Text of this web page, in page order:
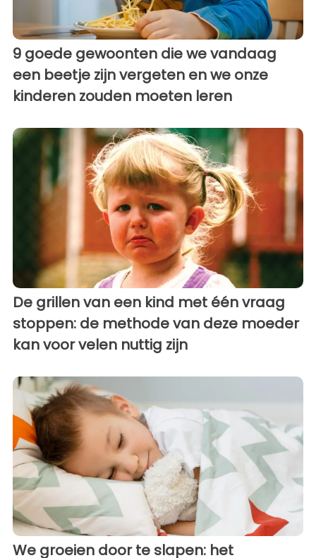
9 goede gewoonten die we vandaag
een beetje zijn vergeten en we onze
kinderen zouden moeten leren
De grillen van een kind met één vraag
stoppen: de methode van deze moeder
kan voor velen nuttig zijn
We groeien door te slapen: het